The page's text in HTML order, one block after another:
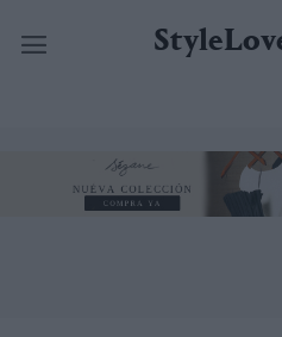
contenido